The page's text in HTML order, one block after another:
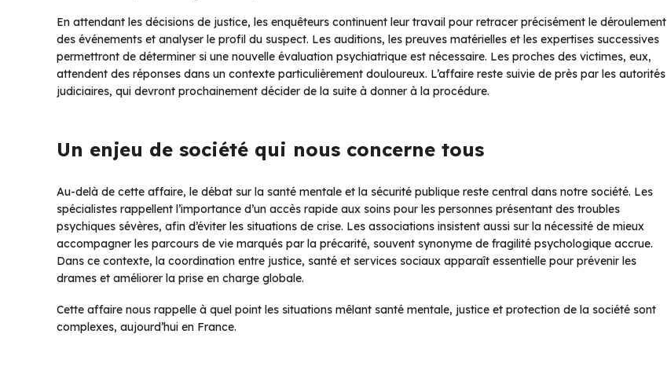
En attendant les décisions de justice, les enquêteurs continuent leur travail pour retracer précisément le déroulement
des événements et analyser le profil du suspect. Les auditions, les preuves matérielles et les expertises successives
permettront de déterminer si une nouvelle évaluation psychiatrique est nécessaire. Les proches des victimes, eux,
attendent des réponses dans un contexte particulièrement douloureux. L’affaire reste suivie de près par les autorités
judiciaires, qui devront prochainement décider de la suite à donner à la procédure.
Un enjeu de société qui nous concerne tous
Au-delà de cette affaire, le débat sur la santé mentale et la sécurité publique reste central dans notre société. Les
spécialistes rappellent l’importance d’un accès rapide aux soins pour les personnes présentant des troubles
psychiques sévères, afin d’éviter les situations de crise. Les associations insistent aussi sur la nécessité de mieux
accompagner les parcours de vie marqués par la précarité, souvent synonyme de fragilité psychologique accrue.
Dans ce contexte, la coordination entre justice, santé et services sociaux apparaît essentielle pour prévenir les
drames et améliorer la prise en charge globale.
Cette affaire nous rappelle à quel point les situations mêlant santé mentale, justice et protection de la société sont
complexes, aujourd’hui en France.